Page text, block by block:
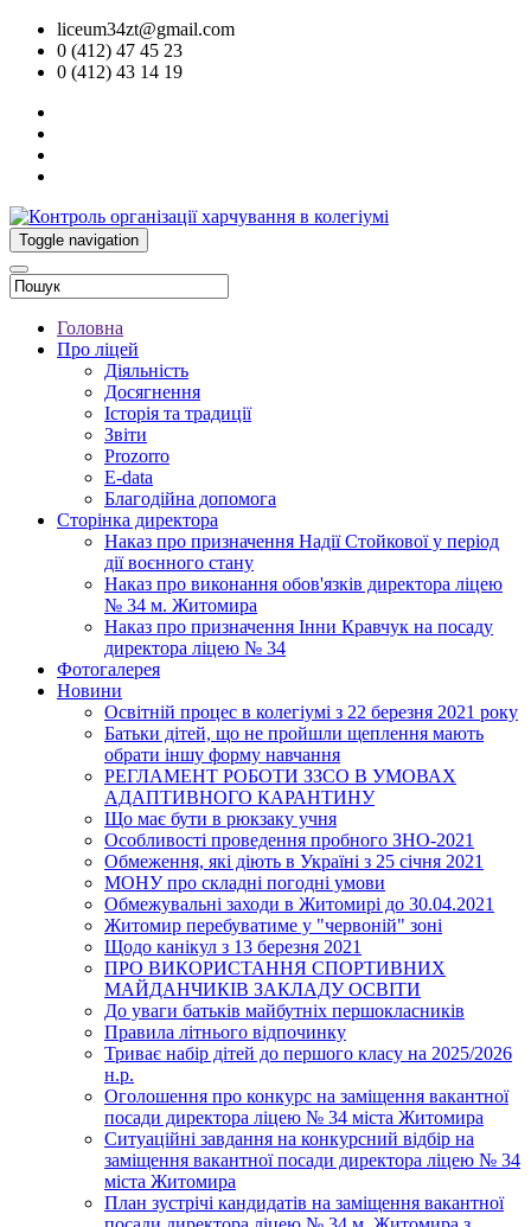
liceum34zt@gmail.com
0 (412) 47 45 23
0 (412) 43 14 19
Toggle navigation
Головна
Про ліцей
Діяльність
Досягнення
Історія та традиції
Звіти
Prozorro
E-data
Благодійна допомога
Сторінка директора
Наказ про призначення Надії Стойкової у період
дії воєнного стану
Наказ про виконання обов'язків директора ліцею
№ 34 м. Житомира
Наказ про призначення Інни Кравчук на посаду
директора ліцею № 34
Фотогалерея
Новини
Освітній процес в колегіумі з 22 березня 2021 року
Батьки дітей, що не пройшли щеплення мають
обрати іншу форму навчання
РЕГЛАМЕНТ РОБОТИ ЗЗСО В УМОВАХ
АДАПТИВНОГО КАРАНТИНУ
Що має бути в рюкзаку учня
Особливості проведення пробного ЗНО-2021
Обмеження, які діють в Україні з 25 січня 2021
МОНУ про складні погодні умови
Обмежувальні заходи в Житомирі до 30.04.2021
Житомир перебуватиме у "червоній" зоні
Щодо канікул з 13 березня 2021
ПРО ВИКОРИСТАННЯ СПОРТИВНИХ
МАЙДАНЧИКІВ ЗАКЛАДУ ОСВІТИ
До уваги батьків майбутніх першокласників
Правила літнього відпочинку
Триває набір дітей до першого класу на 2025/2026
н.р.
Оголошення про конкурс на заміщення вакантної
посади директора ліцею № 34 міста Житомира
Ситуаційні завдання на конкурсний відбір на
заміщення вакантної посади директора ліцею № 34
міста Житомира
План зустрічі кандидатів на заміщення вакантної